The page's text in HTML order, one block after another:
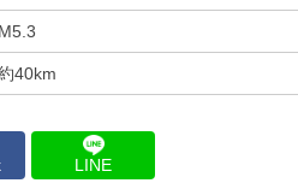
M5.3
40km
LINE